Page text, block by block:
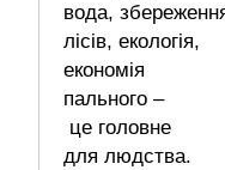
вода,
лісів, екологія,
економія
пального –
це головне
для людства.